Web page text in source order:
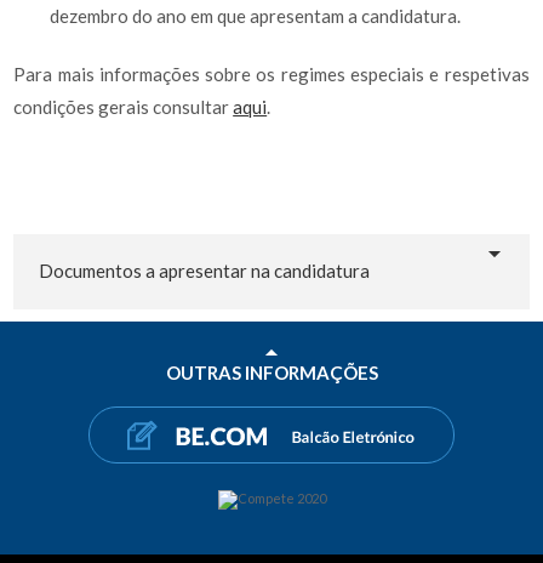
dezembro do ano em que apresentam a candidatura.
Para mais informações sobre os regimes especiais e respetivas
condições gerais consultaraqui
Documentos a apresentar na candidatura
OUTRAS INFORMAÇÕES